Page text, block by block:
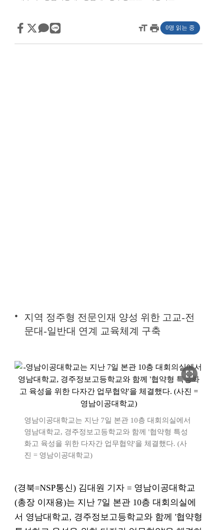
format_sizeprint 0명 읽는 중
지역 정주형 전문인재 양성 위한 고교-전
문대-일반대 연계 교육체계 구축
fullscreen
영남이공대학교는 지난 7일 본관 10층 대회의실에서
영남대학교, 경주정보고등학교와 함께 '협약형 특성
화고 육성을 위한 다자간 업무협약'을 체결했다. (사
진 = 영남이공대학교)
(경북=NSP통신) 김대원 기자 = 영남이공대학교
(총장 이재용)는 지난 7일 본관 10층 대회의실에
서 영남대학교, 경주정보고등학교와 함께 '협약형